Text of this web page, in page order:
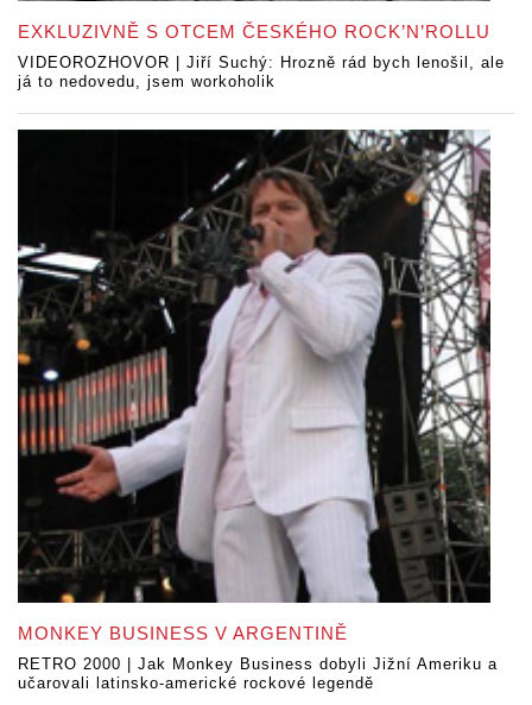
EXKLUZIVNĚ S OTCEM ČESKÉHO ROCK’N’ROLLU
VIDEOROZHOVOR | Jiří Suchý: Hrozně rád bych lenošil, ale
já to nedovedu, jsem workoholik
MONKEY BUSINESS V ARGENTINĚ
RETRO 2000 | Jak Monkey Business dobyli Jižní Ameriku a
učarovali latinsko-americké rockové legendě